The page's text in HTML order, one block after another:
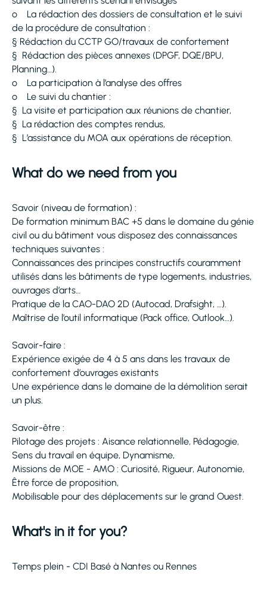
o La rédaction des dossiers de consultation et le suivi
de la procédure de consultation :
§ Rédaction du CCTP GO/travaux de confortement
§ Rédaction des pièces annexes (DPGF, DQE/BPU,
Planning…).
o La participation à l’analyse des offres
o Le suivi du chantier :
§ La visite et participation aux réunions de chantier,
§ La rédaction des comptes rendus,
§ L’assistance du MOA aux opérations de réception.
What do we need from you
Savoir (niveau de formation) :
De formation minimum BAC +5 dans le domaine du génie
civil ou du bâtiment vous disposez des connaissances
techniques suivantes :
Connaissances des principes constructifs couramment
utilisés dans les bâtiments de type logements, industries,
ouvrages d’arts…
Pratique de la CAO-DAO 2D (Autocad, Drafsight, …).
Maîtrise de l’outil informatique (Pack office, Outlook…).
Savoir-faire :
Expérience exigée de 4 à 5 ans dans les travaux de
confortement d’ouvrages existants
Une expérience dans le domaine de la démolition serait
un plus.
Savoir-être :
Pilotage des projets : Aisance relationnelle, Pédagogie,
Sens du travail en équipe, Dynamisme,
Missions de MOE - AMO : Curiosité, Rigueur, Autonomie,
Être force de proposition,
Mobilisable pour des déplacements sur le grand Ouest.
What's in it for you?
Temps plein - CDI Basé à Nantes ou Rennes